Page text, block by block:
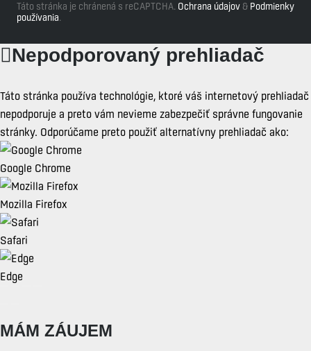
Táto stránka je chránená s reCAPTCHA. Ochrana údajov & Podmienky
používania.
Nepodporovaný prehliadač
Táto stránka používa technológie, ktoré váš internetový prehliadač
nepodporuje a preto vám nevieme zabezpečiť správne fungovanie
stránky. Odporúčame preto použiť alternatívny prehliadač ako:
Google Chrome
Mozilla Firefox
Safari
Edge
MÁM ZÁUJEM